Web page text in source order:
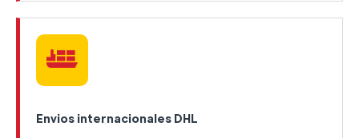
Envios internacionales DHL